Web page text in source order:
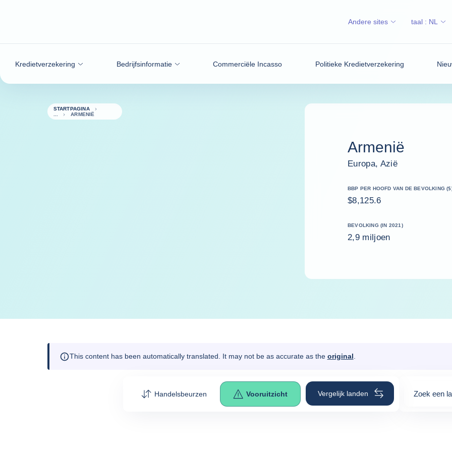
Kredietverzekering Bedrijfsinformatie Commerciële Incasso Politieke Kredietverzekering
Andere sites taal : NL
STARTPAGINA
ARMENIË
Armenië
Europa, Azië
BBP PER HOOFD VAN DE BEVOLKING
$8,125.6
BEVOLKING (IN 2021)
2,9 miljoen
This content has been automatically translated. It may not be as accurate as the original
Handelsbeurzen Vooruitzicht Vergelijk landen Zoek een